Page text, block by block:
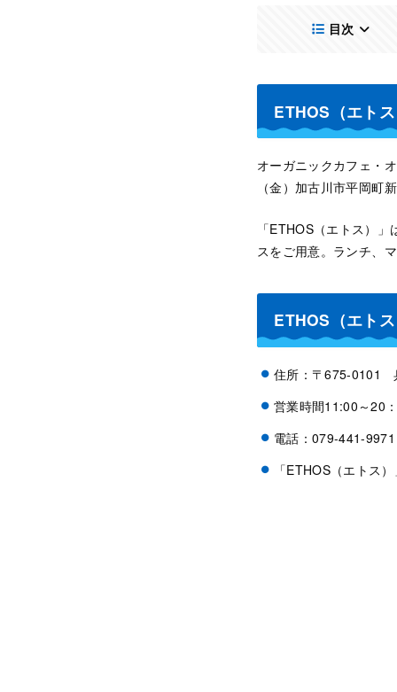
目次
ETHOS（エト
オーガニックカフェ・
（金）加古川市平岡町
「ETHOS（エトス）
スをご用意。ランチ、
ETHOS（エト
住所：〒675-0101
営業時間11:00～20
電話：079-441-9971
「ETHOS（エトス